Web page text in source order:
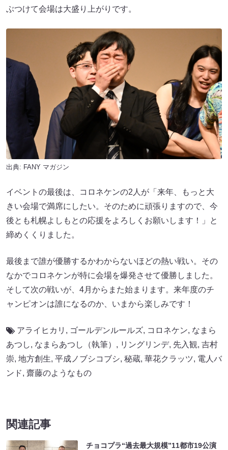
ぶつけて会場は大盛り上がりです。
出典: FANY マガジン
イベントの最後は、コロネケンの2人が「来年、もっと大
きい会場で満席にしたい。そのために頑張りますので、今
後とも札幌よしもとの応援をよろしくお願いします！」と
締めくくりました。
最後まで誰が優勝するかわからないほどの熱い戦い。その
なかでコロネケンが特に会場を爆発させて優勝しました。
そして次の戦いが、4月からまた始まります。来年度のチ
ャンピオンは誰になるのか、いまから楽しみです！
アライヒカリ , ゴールデンルールズ, コロネケン, なまら
あつし, なまらあつし（執筆） , リングリンデ, 先入観, 吉村
崇, 地方創生, 平成ノブシコブシ, 秘蔵, 華花クラッツ, 電人バ
ンド, 齋藤のようなもの
関連記事
チョコプラ“過去最大規模”11都市19公演